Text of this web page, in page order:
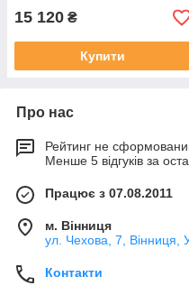
15 120 ₴
Купити
Про нас
Рейтинг не
Менше 5 відгуків за
Працює з 07.08.2011
м. Вінниця
ул. Чехова, 7, Вінниця,
Контакти